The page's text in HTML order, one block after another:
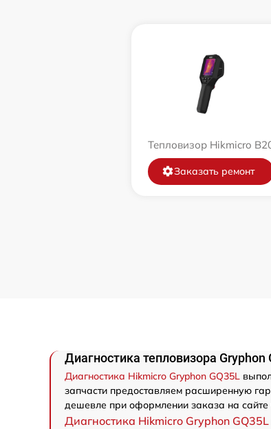
Тепловизор Hikmicro
Заказать ремонт
Диагностика тепловизора Gryphon
Диагностика Hikmicro Gryphon GQ35L
запчасти предоставляем расширенную
дешевле при оформлении заказа на
Диагностика Hikmicro Gryphon GQ35L